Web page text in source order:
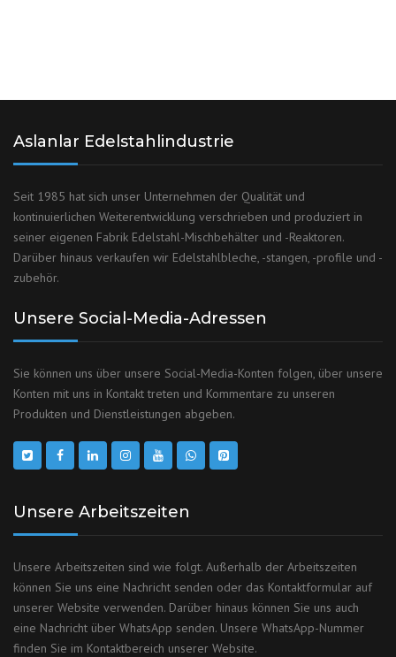
Aslanlar Edelstahlindustrie
Seit 1985 hat sich unser Unternehmen der Qualität und
kontinuierlichen Weiterentwicklung verschrieben und produziert in
seiner eigenen Fabrik Edelstahl-Mischbehälter und -Reaktoren.
Darüber hinaus verkaufen wir Edelstahlbleche, -stangen, -profile und -
zubehör.
Unsere Social-Media-Adressen
Sie können uns über unsere Social-Media-Konten folgen, über unsere
Konten mit uns in Kontakt treten und Kommentare zu unseren
Produkten und Dienstleistungen abgeben.
Unsere Arbeitszeiten
Unsere Arbeitszeiten sind wie folgt. Außerhalb der Arbeitszeiten
können Sie uns eine Nachricht senden oder das Kontaktformular auf
unserer Website verwenden. Darüber hinaus können Sie uns auch
eine Nachricht über WhatsApp senden. Unsere WhatsApp-Nummer
finden Sie im Kontaktbereich unserer Website.